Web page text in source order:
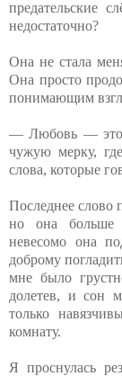
предательские
недостаточно?
Она не стала
Она просто
понимающим
— Любовь — это
чужую мерку,
слова, которые
Последнее слово
но она больше
невесомо она
доброму
мне было
долетев, и сон
только
комнату.
Я проснулась